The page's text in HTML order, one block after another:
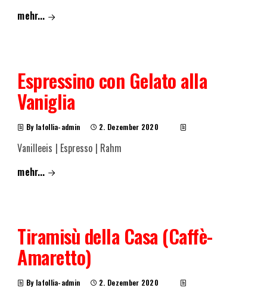
mehr...
Espressino con Gelato alla
Vaniglia
By lafollia-admin 2. Dezember 2020
Vanilleeis | Espresso | Rahm
mehr...
Tiramisù della Casa (Caffè-
Amaretto)
By lafollia-admin 2. Dezember 2020